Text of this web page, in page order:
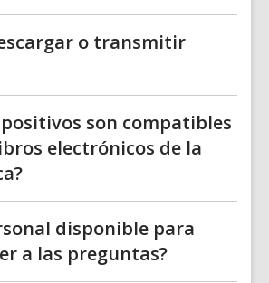
o transmitir
son compatibles
electrónicos de la
disponible para
a las preguntas?